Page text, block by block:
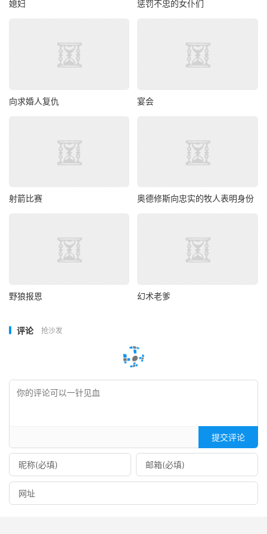
媳妇 惩罚不忠的女仆们
向求婚人复仇 宴会
射箭比赛 奥德修斯向忠实的牧人表明身份
野狼报恩 幻术老爹
评论 抢沙发
提交评论